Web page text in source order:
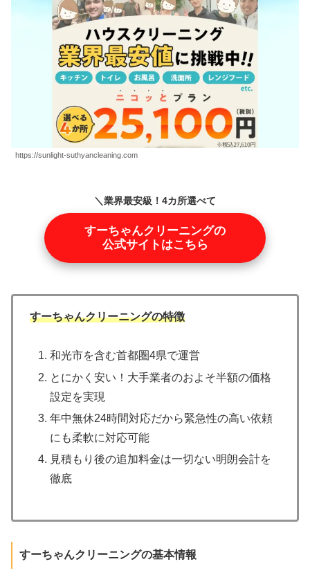
https://sunlight-suthyancleaning.com
＼業界最安級！4カ所選べて
すーちゃんクリーニングの
公式サイトはこちら
すーちゃんクリーニングの特徴
和光市を含む首都圏4県で運営
とにかく安い！大手業者のおよそ半額の価格
設定を実現
年中無休24時間対応だから緊急性の高い依頼
にも柔軟に対応可能
見積もり後の追加料金は一切ない明朗会計を
徹底
すーちゃんクリーニングの基本情報